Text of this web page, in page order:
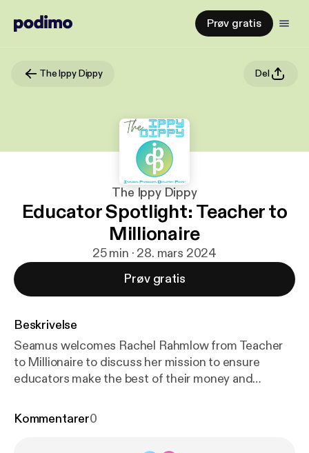
Prøv gratis
The Ippy Dippy Del
The Ippy Dippy
Educator Spotlight: Teacher to
Millionaire
25 min · 28. mars 2024
Prøv gratis
Beskrivelse
Seamus welcomes Rachel Rahmlow from Teacher
to Millionaire to discuss her mission to ensure
educators make the best of their money and
also shares insights into her life, her practice,
Kommentarer0